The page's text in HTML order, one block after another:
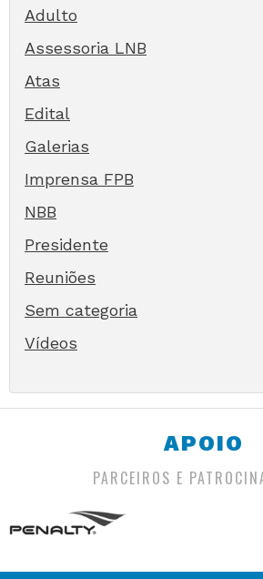
Adulto
Assessoria LNB
Atas
Edital
Galerias
Imprensa FPB
NBB
Presidente
Reuniões
Sem categoria
Vídeos
APOIO
PARCEIROS E